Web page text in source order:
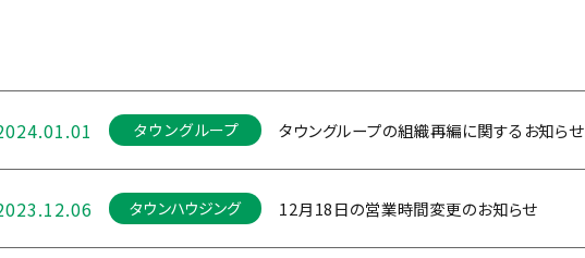
タウングループ タウングループの組織再編に関するお知らせ
タウンハウジング 12月18日の営業時間変更のお知らせ